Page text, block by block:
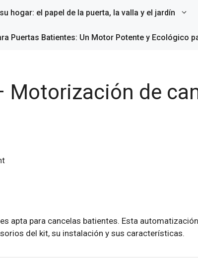
hogar: el papel de la puerta, la valla y el jardín
Puertas Batientes: Un Motor Potente y Ecológico
Motorización de
apta para cancelas batientes. Esta
del kit, su instalación y sus características.